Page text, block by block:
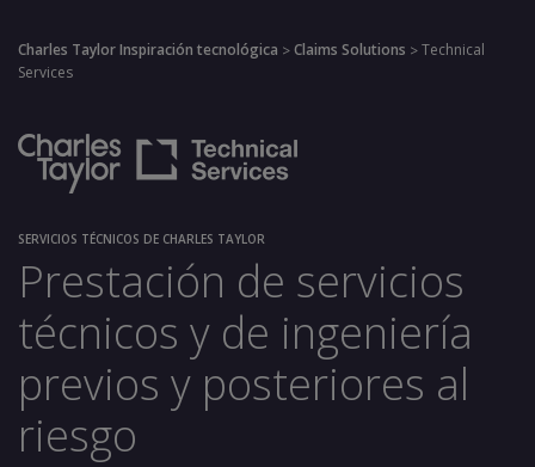
Charles Taylor Inspiración tecnológica >Claims Solutions >Technical
Services
SERVICIOS TÉCNICOS DE CHARLES TAYLOR
Prestación de servicios
técnicos y de ingeniería
previos y posteriores al
riesgo